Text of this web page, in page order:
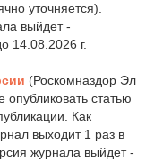
уточняется).
выйдет -
14.08.2026 г.
(Роскомназдор Эл
статью
Как
выходит 1 раз в
журнала выйдет -